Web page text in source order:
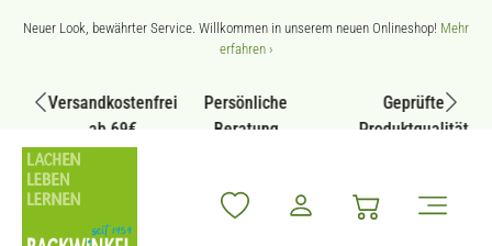
Zum Hauptinhalt springen
Neuer Look, bewährter Service. Willkommen in unserem neuen Onlineshop! Mehr
erfahren ›
Versandkostenfrei
ab 69€
Persönliche
Beratung
Geprüfte
Produktqualität